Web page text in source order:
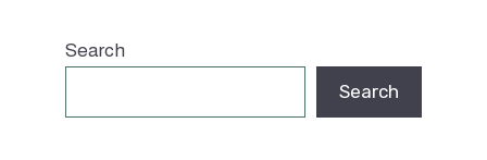
Search
Search